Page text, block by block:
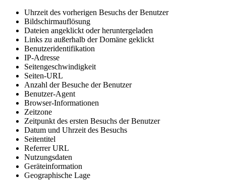
Uhrzeit des vorherigen Besuchs der Benutzer
Bildschirmauflösung
Dateien angeklickt oder heruntergeladen
Links zu außerhalb der Domäne geklickt
Benutzeridentifikation
IP-Adresse
Seitengeschwindigkeit
Seiten-URL
Anzahl der Besuche der Benutzer
Benutzer-Agent
Browser-Informationen
Zeitzone
Zeitpunkt des ersten Besuchs der Benutzer
Datum und Uhrzeit des Besuchs
Seitentitel
Referrer URL
Nutzungsdaten
Geräteinformation
Geographische Lage